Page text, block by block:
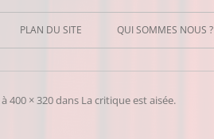
PLAN DU SITE QUI SOMMES NOUS ?
à 400 × 320dans La critique est aisée.